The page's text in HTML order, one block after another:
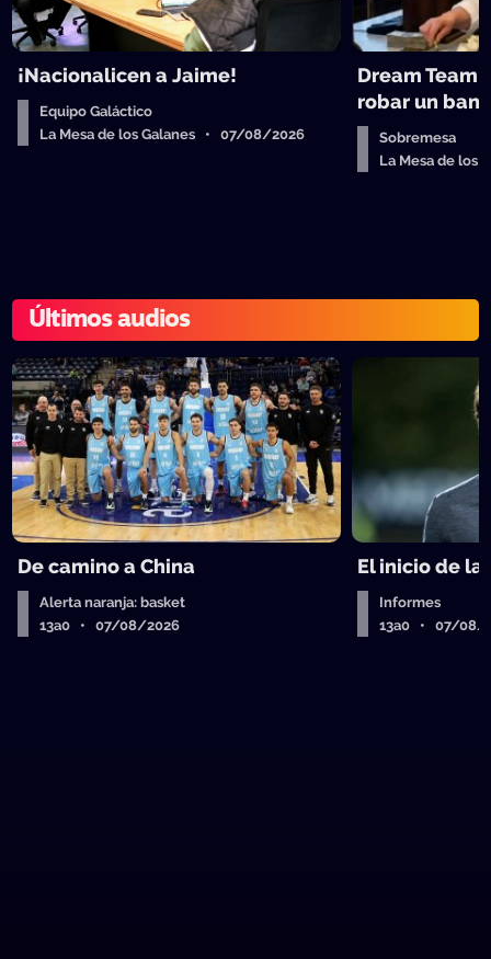
¡Nacionalicen a Jaime!
Equipo Galáctico
La Mesa de los Galanes • 07/08/2026
Dream Team
robar un
Sobremesa
La Mesa de
Últimos audios
De camino a China
Alerta naranja: basket
13a0 • 07/08/2026
El inicio de la
Informes
13a0 • 07/08/